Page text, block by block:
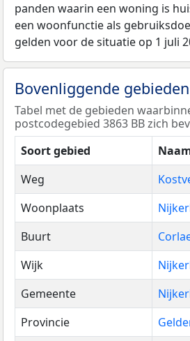
panden waarin een woning is
een woonfunctie als
gelden voor de situatie op 1 juli
Bovenliggende gebieden
Tabel met de gebieden
postcodegebied 3863 BB zich
Soort gebied
Weg
Woonplaats
Buurt
Wijk
Gemeente
Provincie